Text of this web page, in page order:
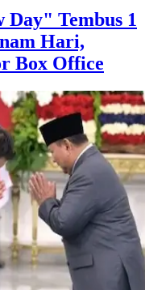
Tembus 1
Hari,
Box Office